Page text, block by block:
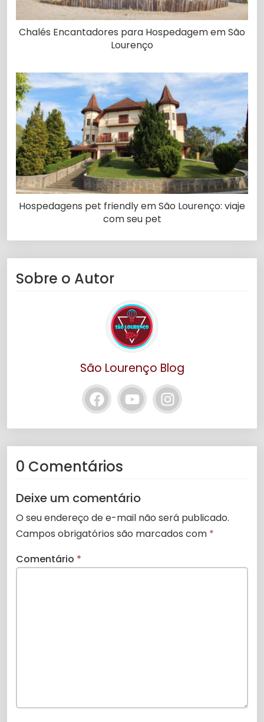
Chalés Encantadores para Hospedagem em São
Lourenço
Hospedagens pet friendly em São Lourenço: viaje
com seu pet
Sobre o Autor
São Lourenço Blog
0 Comentários
Deixe um comentário
O seu endereço de e-mail não será publicado.
Campos obrigatórios são marcados com *
Comentário *